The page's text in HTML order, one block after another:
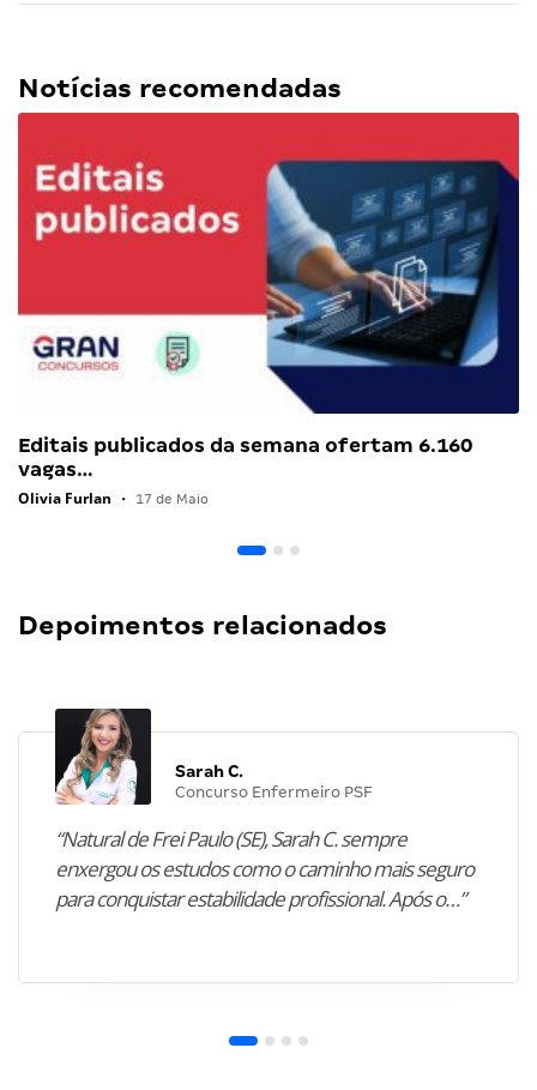
Notícias recomendadas
Editais publicados da semana ofertam 6.160
vagas…
Olivia Furlan • 17 de Maio
Depoimentos relacionados
Sarah C.
Concurso Enfermeiro PSF
“Natural de Frei Paulo (SE), Sarah C. sempre
enxergou os estudos como o caminho mais seguro
para conquistar estabilidade profissional. Após o…”